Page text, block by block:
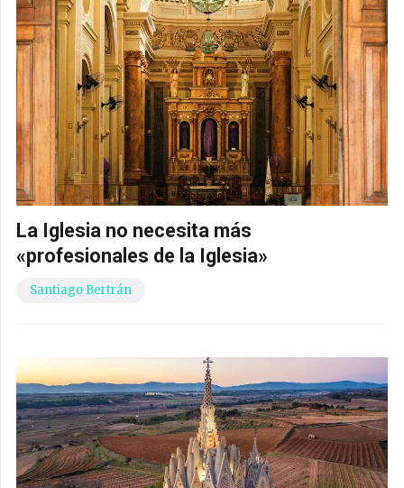
La Iglesia no necesita más
«profesionales de la Iglesia»
Santiago Bertrán